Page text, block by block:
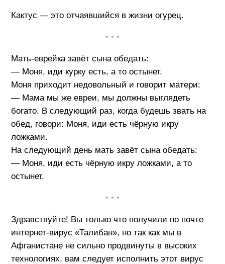
Кактус — это отчаявшийся в жизни огурец.
• • •
Мать-еврейка завёт сына обедать:
— Моня, иди курку есть, а то остынет.
Моня приходит недовольный и говорит матери:
— Мама мы же евреи, мы должны выглядеть
богато. В следующий раз, когда будешь звать на
обед, говори: Моня, иди есть чёрную икру
ложками.
На следующий день мать завёт сына обедать:
— Моня, иди есть чёрную икру ложками, а то
остынет.
• • •
Здравствуйте! Вы только что получили по почте
интернет-вирус «Талибан», но так как мы в
Афганистане не сильно продвинуты в высоких
технологиях, вам следует исполнить этот вирус